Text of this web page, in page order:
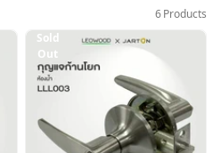
6 Products
Sold
Out